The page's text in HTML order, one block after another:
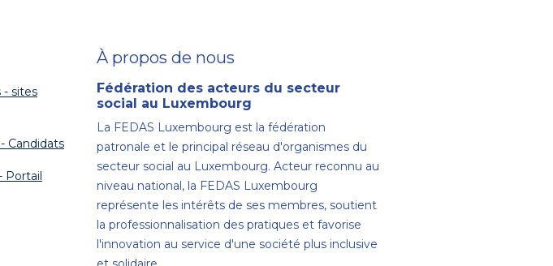
- sites
Candidats
Portail
À propos de nous
Fédération des acteurs du secteur
social au Luxembourg
La FEDAS Luxembourg est la fédération
patronale et le principal réseau d'organismes du
secteur social au Luxembourg. Acteur reconnu au
niveau national, la FEDAS Luxembourg
représente les intérêts de ses membres, soutient
la professionnalisation des pratiques et favorise
l'innovation au service d'une société plus inclusive